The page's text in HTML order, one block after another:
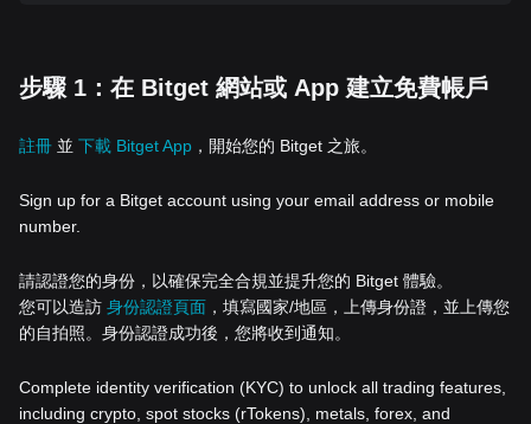
步驟 1：在 Bitget 網站或 App 建立免費帳戶
註冊 並 下載 Bitget App ，開始您的 Bitget 之旅。
Sign up for a Bitget account using your email address or mobile
number.
請認證您的身份，以確保完全合規並提升您的 Bitget 體驗。
您可以造訪 身份認證頁面 ，填寫國家/地區，上傳身份證，並上傳您
的自拍照。身份認證成功後，您將收到通知。
Complete identity verification (KYC) to unlock all trading features,
including crypto, spot stocks (rTokens), metals, forex, and